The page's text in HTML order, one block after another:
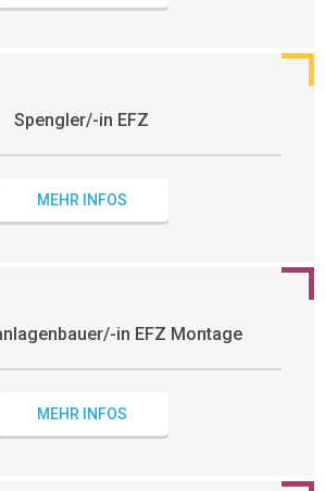
Spengler/-in EFZ
MEHR INFOS
in EFZ Montage
MEHR INFOS